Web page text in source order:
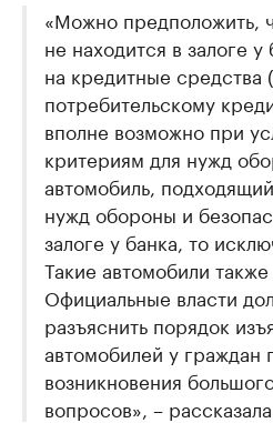
«Можно предположить,
не находится в залоге
на кредитные
потребительскому
вполне возможно при
критериям для нужд
автомобиль,
нужд обороны и
залоге у банка, то
Такие автомобили
Официальные власти
разъяснить порядок
автомобилей у граждан
возникновения
вопросов», –